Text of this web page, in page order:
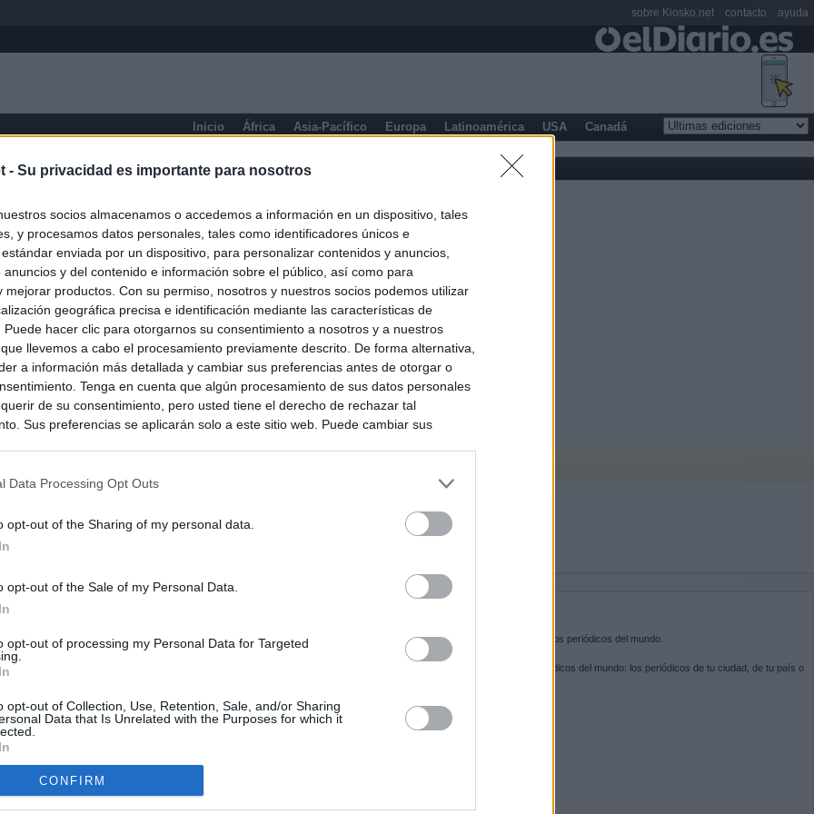
- Su privacidad es importante para nosotros
socios almacenamos o accedemos a información en un dispositivo, tales
y procesamos datos personales, tales como identificadores únicos e
enviada por un dispositivo, para personalizar contenidos y anuncios,
anuncios y del contenido e información sobre el público, así como para
mejorar productos. Con su permiso, nosotros y nuestros socios podemos utilizar
geográfica precisa e identificación mediante las características de
Puede hacer clic para otorgarnos su consentimiento a nosotros y a nuestros
llevemos a cabo el procesamiento previamente descrito. De forma alternativa,
a información más detallada y cambiar sus preferencias antes de otorgar o
Tenga en cuenta que algún procesamiento de sus datos personales
de su consentimiento, pero usted tiene el derecho de rechazar tal
Sus preferencias se aplicarán solo a este sitio web. Puede cambiar sus
Data Processing Opt Outs
opt-out of the Sharing of my personal data.
opt-out of the Sale of my Personal Data.
opt-out of processing my Personal Data for Targeted
opt-out of Collection, Use, Retention, Sale, and/or Sharing
Data that Is Unrelated with the Purposes for which it
CONFIRM
Inicio África Asia-Pacífico Europa Latinoamérica USA Canadá
Ayuso señaló por la compra del ático: "Lo que no se dice es
residencia oficial para la presidenta"
Ayuso no puede destinar directamente la venta del ático de
por los incendios
Kiosko.netes la puerta de entrada a los periódicos del mundo.
Navega por las portadas de los periódicos del mundo: los periódicos de tu ciudad, de tu país o
SÍGUENOS
sobre Kiosko.net contacto ayuda